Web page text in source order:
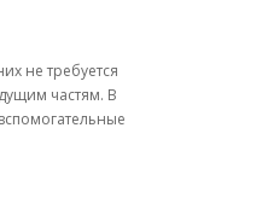
не требуется
частям. В